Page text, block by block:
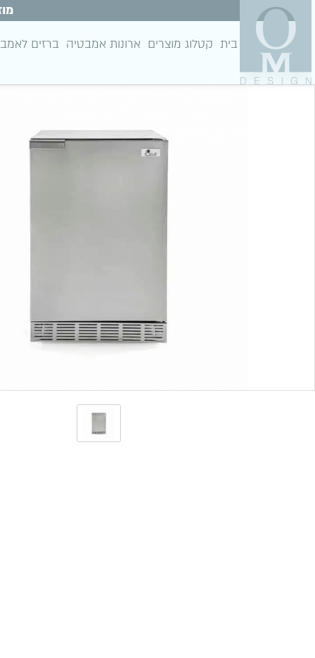
בית קטלוג מוצרים ארונות אמבטיה ברזים